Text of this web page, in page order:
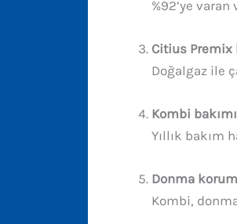
%92’ye
Citius Premix
Doğalgaz ile
Kombi
Yıllık bakım
Donma
Kombi,